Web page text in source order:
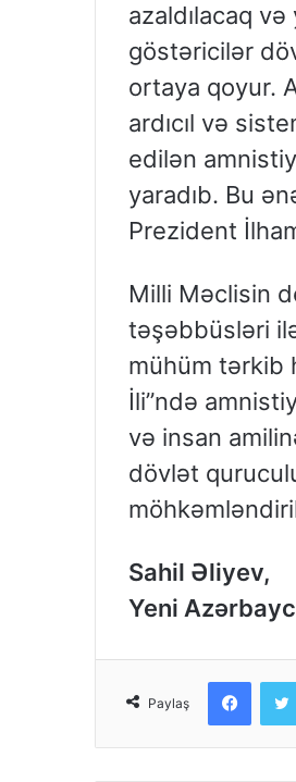
azaldılacaq
göstəricilər
ortaya qoyur.
ardıcıl və
edilən
yaradıb. Bu
Prezident
Milli Məclisin
təşəbbüsləri
mühüm tərkib
İli”ndə
və insan
dövlət
Sahil Əliyev,
Yeni
Paylaş